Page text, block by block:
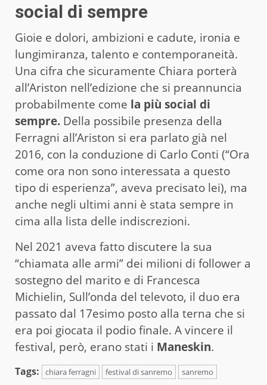
social di sempre
Gioie e dolori, ambizioni e cadute, ironia e
lungimiranza, talento e contemporaneità.
Una cifra che sicuramente Chiara porterà
all’Ariston nell’edizione che si preannuncia
probabilmente come la più social di
sempre. Della possibile presenza della
Ferragni all’Ariston si era parlato già nel
2016, con la conduzione di Carlo Conti (“Ora
come ora non sono interessata a questo
tipo di esperienza”, aveva precisato lei), ma
anche negli ultimi anni è stata sempre in
cima alla lista delle indiscrezioni.
Nel 2021 aveva fatto discutere la sua
“chiamata alle armi” dei milioni di follower a
sostegno del marito e di Francesca
Michielin, Sull’onda del televoto, il duo era
passato dal 17esimo posto alla terna che si
era poi giocata il podio finale. A vincere il
festival, però, erano stati i Maneskin.
Tags: chiara ferragni festival di sanremo sanremo